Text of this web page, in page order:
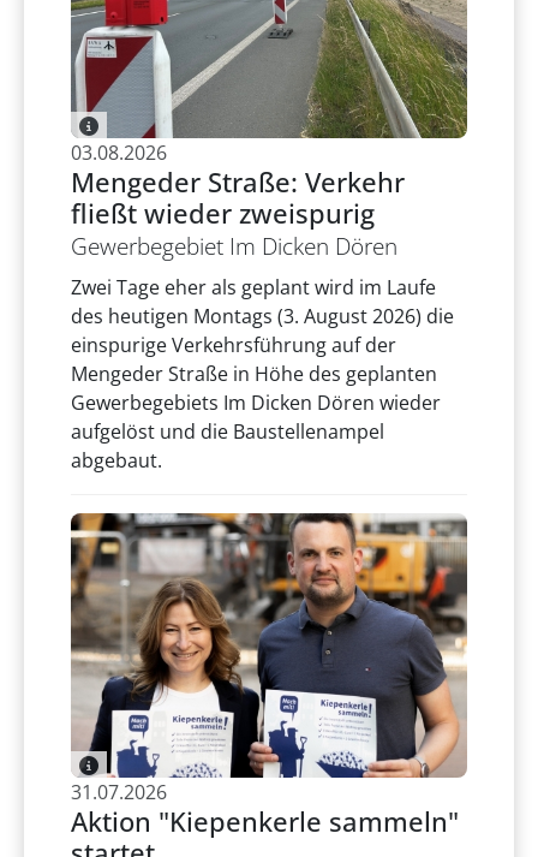
03.08.2026
Mengeder Straße: Verkehr
fließt wieder zweispurig
Gewerbegebiet Im Dicken Dören
Zwei Tage eher als geplant wird im Laufe
des heutigen Montags (3. August 2026) die
einspurige Verkehrsführung auf der
Mengeder Straße in Höhe des geplanten
Gewerbegebiets Im Dicken Dören wieder
aufgelöst und die Baustellenampel
abgebaut.
31.07.2026
Aktion "Kiepenkerle sammeln"